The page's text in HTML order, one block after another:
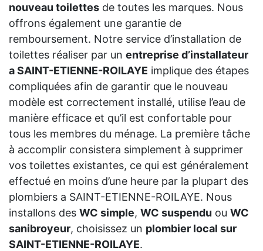
nouveau toilettes de toutes les marques. Nous
offrons également une garantie de
remboursement. Notre service d’installation de
toilettes réaliser par un entreprise d’installateur
a SAINT-ETIENNE-ROILAYE implique des étapes
compliquées afin de garantir que le nouveau
modèle est correctement installé, utilise l’eau de
manière efficace et qu’il est confortable pour
tous les membres du ménage. La première tâche
à accomplir consistera simplement à supprimer
vos toilettes existantes, ce qui est généralement
effectué en moins d’une heure par la plupart des
plombiers a SAINT-ETIENNE-ROILAYE. Nous
installons des WC simple, WC suspendu ou WC
sanibroyeur, choisissez un plombier local sur
SAINT-ETIENNE-ROILAYE.